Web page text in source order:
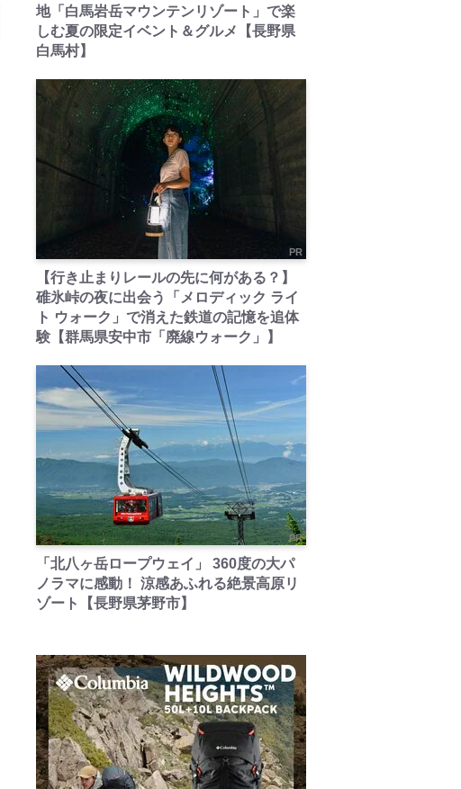
地「白馬岩岳マウンテンリゾート」で楽
しむ夏の限定イベント＆グルメ【長野県
白馬村】
PR
【行き止まりレールの先に何がある？】
碓氷峠の夜に出会う「メロディック ライ
ト ウォーク」で消えた鉄道の記憶を追体
験【群馬県安中市「廃線ウォーク」】
PR
「北八ヶ岳ロープウェイ」 360度の大パ
ノラマに感動！ 涼感あふれる絶景高原リ
ゾート【長野県茅野市】